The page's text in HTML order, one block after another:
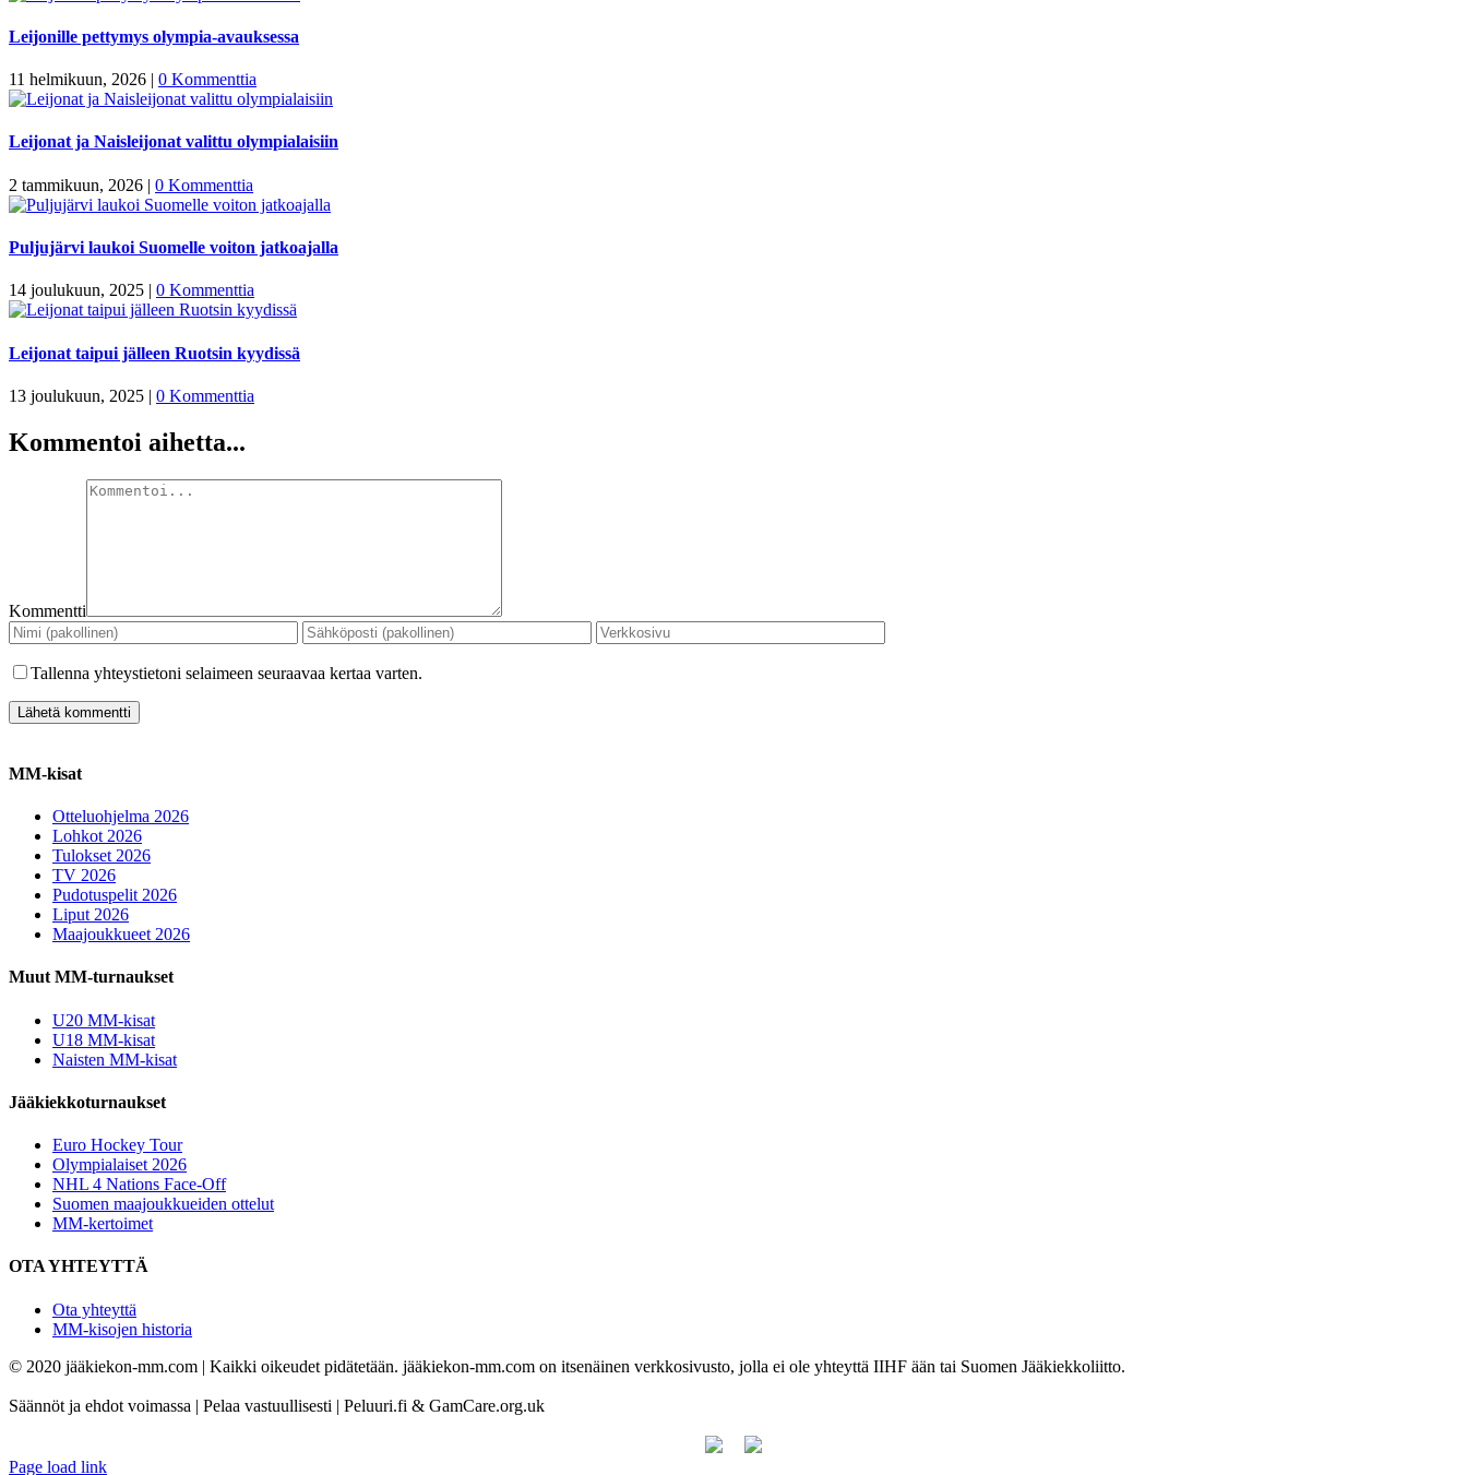
Leijonille pettymys olympia-avauksessa
11 helmikuun, 2026 | 0 Kommenttia
Leijonat ja Naisleijonat valittu olympialaisiin
2 tammikuun, 2026 | 0 Kommenttia
Puljujärvi laukoi Suomelle voiton jatkoajalla
14 joulukuun, 2025 | 0 Kommenttia
Leijonat taipui jälleen Ruotsin kyydissä
13 joulukuun, 2025 | 0 Kommenttia
Kommentoi aihetta...
Kommentti
Tallenna yhteystietoni selaimeen seuraavaa kertaa varten.
MM-kisat
Otteluohjelma 2026
Lohkot 2026
Tulokset 2026
TV 2026
Pudotuspelit 2026
Liput 2026
Maajoukkueet 2026
Muut MM-turnaukset
U20 MM-kisat
U18 MM-kisat
Naisten MM-kisat
Jääkiekkoturnaukset
Euro Hockey Tour
Olympialaiset 2026
NHL 4 Nations Face-Off
Suomen maajoukkueiden ottelut
MM-kertoimet
OTA YHTEYTTÄ
Ota yhteyttä
MM-kisojen historia
© 2020 jääkiekon-mm.com | Kaikki oikeudet pidätetään. jääkiekon-mm.com on itsenäinen verkkosivusto, jolla ei ole yhteyttä IIHF ään tai Suomen Jääkiekkoliitto.
Säännöt ja ehdot voimassa | Pelaa vastuullisesti | Peluuri.fi & GamCare.org.uk
Page load link